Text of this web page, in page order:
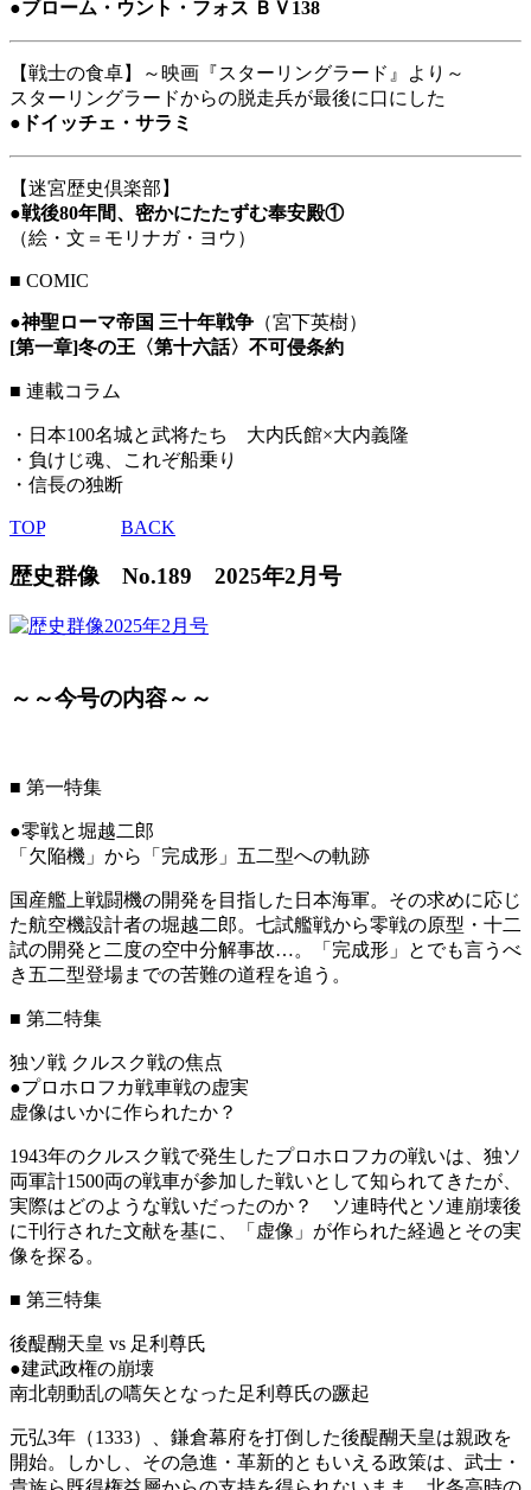
●ブローム・ウント・フォス ＢＶ138
【戦士の食卓】～映画『スターリングラード』より～
スターリングラードからの脱走兵が最後に口にした
● ドイッチェ・サラミ
【迷宮歴史倶楽部】
●戦後80年間、密かにたたずむ奉安殿①
（絵・文＝モリナガ・ヨウ）
■ COMIC
●神聖ローマ帝国 三十年戦争 （宮下英樹）
[第一章]冬の王〈第十六話〉不可侵条約
■ 連載コラム
・日本100名城と武将たち 大内氏館×大内義隆
・負けじ魂、これぞ船乗り
・信長の独断
TOP BACK
歴史群像 No.189 2025年2月号
～～今号の内容～～
■ 第一特集
●零戦と堀越二郎
「欠陥機」から「完成形」五二型への軌跡
国産艦上戦闘機の開発を目指した日本海軍。その求めに応じ
た航空機設計者の堀越二郎。七試艦戦から零戦の原型・十二
試の開発と二度の空中分解事故…。「完成形」とでも言うべ
き五二型登場までの苦難の道程を追う。
■ 第二特集
独ソ戦 クルスク戦の焦点
●プロホロフカ戦車戦の虚実
虚像はいかに作られたか？
1943年のクルスク戦で発生したプロホロフカの戦いは、独ソ
両軍計1500両の戦車が参加した戦いとして知られてきたが、
実際はどのような戦いだったのか？ ソ連時代とソ連崩壊後
に刊行された文献を基に、「虚像」が作られた経過とその実
像を探る。
■ 第三特集
後醍醐天皇 vs 足利尊氏
●建武政権の崩壊
南北朝動乱の嚆矢となった足利尊氏の蹶起
元弘3年（1333）、鎌倉幕府を打倒した後醍醐天皇は親政を
開始。しかし、その急進・革新的ともいえる政策は、武士・